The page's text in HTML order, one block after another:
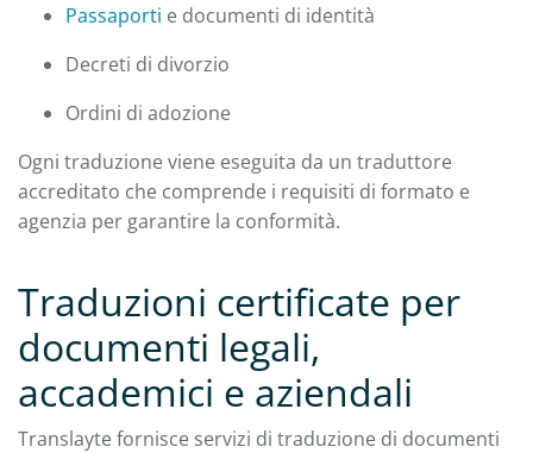
Passaporti e documenti di identità
Decreti di divorzio
Ordini di adozione
Ogni traduzione viene eseguita da un traduttore
accreditato che comprende i requisiti di formato e
agenzia per garantire la conformità.
Traduzioni certificate per
documenti legali,
accademici e aziendali
Translayte fornisce servizi di traduzione di documenti